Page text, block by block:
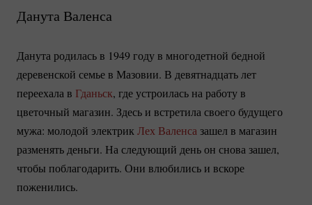
Данута Валенса
Данута родилась в 1949 году в многодетной бедной
деревенской семье в Мазовии. В девятнадцать лет
переехала в Гданьск, где устроилась на работу в
цветочный магазин. Здесь и встретила своего будущего
мужа: молодой электрик Лех Валенса зашел в магазин
разменять деньги. На следующий день он снова зашел,
чтобы поблагодарить. Они влюбились и вскоре
поженились.